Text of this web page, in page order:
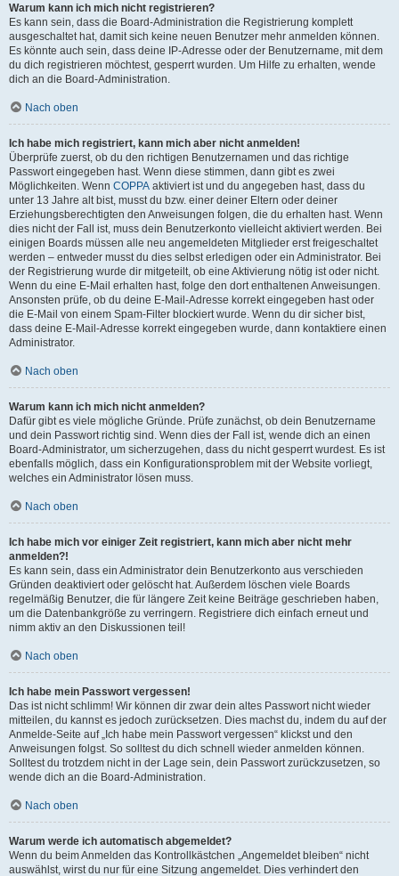
Warum kann ich mich nicht registrieren?
Es kann sein, dass die Board-Administration die Registrierung komplett
ausgeschaltet hat, damit sich keine neuen Benutzer mehr anmelden können.
Es könnte auch sein, dass deine IP-Adresse oder der Benutzername, mit dem
du dich registrieren möchtest, gesperrt wurden. Um Hilfe zu erhalten, wende
dich an die Board-Administration.
Nach oben
Ich habe mich registriert, kann mich aber nicht anmelden!
Überprüfe zuerst, ob du den richtigen Benutzernamen und das richtige
Passwort eingegeben hast. Wenn diese stimmen, dann gibt es zwei
Möglichkeiten. Wenn COPPA aktiviert ist und du angegeben hast, dass du
unter 13 Jahre alt bist, musst du bzw. einer deiner Eltern oder deiner
Erziehungsberechtigten den Anweisungen folgen, die du erhalten hast. Wenn
dies nicht der Fall ist, muss dein Benutzerkonto vielleicht aktiviert werden. Bei
einigen Boards müssen alle neu angemeldeten Mitglieder erst freigeschaltet
werden – entweder musst du dies selbst erledigen oder ein Administrator. Bei
der Registrierung wurde dir mitgeteilt, ob eine Aktivierung nötig ist oder nicht.
Wenn du eine E-Mail erhalten hast, folge den dort enthaltenen Anweisungen.
Ansonsten prüfe, ob du deine E-Mail-Adresse korrekt eingegeben hast oder
die E-Mail von einem Spam-Filter blockiert wurde. Wenn du dir sicher bist,
dass deine E-Mail-Adresse korrekt eingegeben wurde, dann kontaktiere einen
Administrator.
Nach oben
Warum kann ich mich nicht anmelden?
Dafür gibt es viele mögliche Gründe. Prüfe zunächst, ob dein Benutzername
und dein Passwort richtig sind. Wenn dies der Fall ist, wende dich an einen
Board-Administrator, um sicherzugehen, dass du nicht gesperrt wurdest. Es ist
ebenfalls möglich, dass ein Konfigurationsproblem mit der Website vorliegt,
welches ein Administrator lösen muss.
Nach oben
Ich habe mich vor einiger Zeit registriert, kann mich aber nicht mehr
anmelden?!
Es kann sein, dass ein Administrator dein Benutzerkonto aus verschieden
Gründen deaktiviert oder gelöscht hat. Außerdem löschen viele Boards
regelmäßig Benutzer, die für längere Zeit keine Beiträge geschrieben haben,
um die Datenbankgröße zu verringern. Registriere dich einfach erneut und
nimm aktiv an den Diskussionen teil!
Nach oben
Ich habe mein Passwort vergessen!
Das ist nicht schlimm! Wir können dir zwar dein altes Passwort nicht wieder
mitteilen, du kannst es jedoch zurücksetzen. Dies machst du, indem du auf der
Anmelde-Seite auf „Ich habe mein Passwort vergessen“ klickst und den
Anweisungen folgst. So solltest du dich schnell wieder anmelden können.
Solltest du trotzdem nicht in der Lage sein, dein Passwort zurückzusetzen, so
wende dich an die Board-Administration.
Nach oben
Warum werde ich automatisch abgemeldet?
Wenn du beim Anmelden das Kontrollkästchen „Angemeldet bleiben“ nicht
auswählst, wirst du nur für eine Sitzung angemeldet. Dies verhindert den